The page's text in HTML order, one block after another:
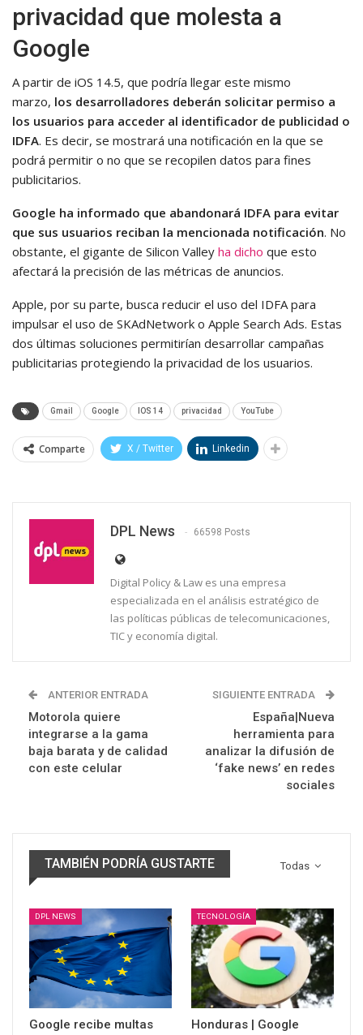
privacidad que molesta a
Google
A partir de iOS 14.5, que podría llegar este mismo
marzo, los desarrolladores deberán solicitar permiso a
los usuarios para acceder al identificador de publicidad o
IDFA. Es decir, se mostrará una notificación en la que se
podrá permitir o no que se recopilen datos para fines
publicitarios.
Google ha informado que abandonará IDFA para evitar
que sus usuarios reciban la mencionada notificación. No
obstante, el gigante de Silicon Valley ha dicho que esto
afectará la precisión de las métricas de anuncios.
Apple, por su parte, busca reducir el uso del IDFA para
impulsar el uso de SKAdNetwork o Apple Search Ads. Estas
dos últimas soluciones permitirían desarrollar campañas
publicitarias protegiendo la privacidad de los usuarios.
Gmail Google IOS 14 privacidad YouTube
Comparte X / Twitter Linkedin
DPL News 66598 Posts
Digital Policy & Law es una empresa
especializada en el análisis estratégico de
las políticas públicas de telecomunicaciones,
TIC y economía digital.
ANTERIOR ENTRADA
Motorola quiere
integrarse a la gama
baja barata y de calidad
con este celular
SIGUIENTE ENTRADA
España|Nueva
herramienta para
analizar la difusión de
‘fake news’ en redes
sociales
Todas
TAMBIÉN PODRÍA GUSTARTE
DPL NEWS
Google recibe multas
TECNOLOGÍA
Honduras | Google